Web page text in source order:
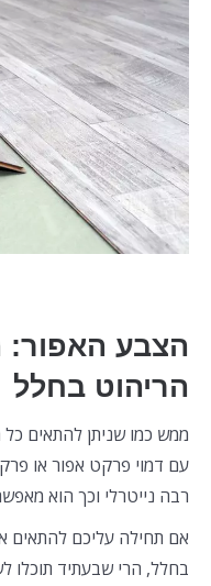
הצבע
הריהוט בחלל
ממש כמו שניתן להתאים
עם דמוי פרקט אפור או
רבה נייטרלי וכך הוא
אם תחילה עליכם להתאים
בחלל, הרי שבעתיד תוכלו